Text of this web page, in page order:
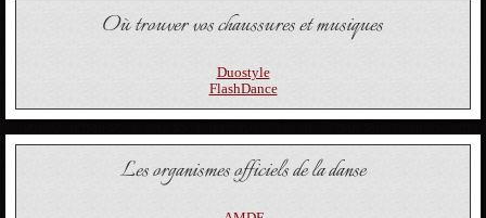
Où trouver vos chaussures et musiques
Duostyle
FlashDance
Les organismes officiels de la danse